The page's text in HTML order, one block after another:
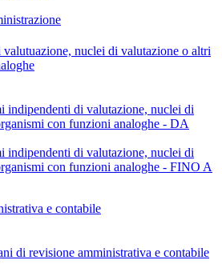
nuclei di valutazione o altri
indipendenti di valutazione, nuclei di
con funzioni analoghe - DA
indipendenti di valutazione, nuclei di
con funzioni analoghe - FINO A
e contabile
di revisione amministrativa e contabile